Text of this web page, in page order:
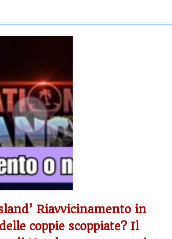
Riavvicinamento in
coppie scoppiate? Il